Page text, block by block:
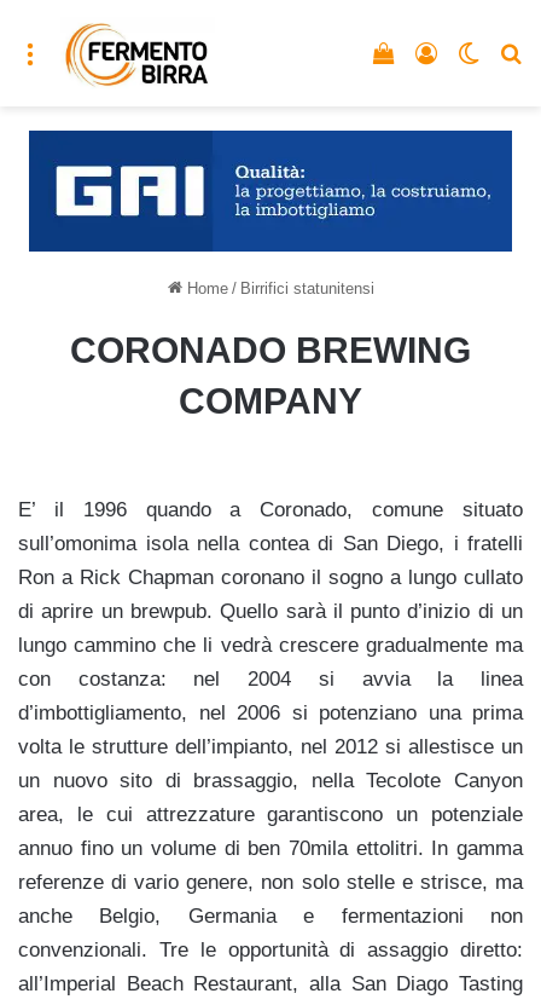
Menu Accedi
Vedi il carrello
Home / Birrifici statunitensi
CORONADO BREWING
COMPANY
E’ il 1996 quando a Coronado, comune situato
sull’omonima isola nella contea di San Diego, i fratelli
Ron a Rick Chapman coronano il sogno a lungo cullato
di aprire un brewpub. Quello sarà il punto d’inizio di un
lungo cammino che li vedrà crescere gradualmente ma
con costanza: nel 2004 si avvia la linea
d’imbottigliamento, nel 2006 si potenziano una prima
volta le strutture dell’impianto, nel 2012 si allestisce un
un nuovo sito di brassaggio, nella Tecolote Canyon
area, le cui attrezzature garantiscono un potenziale
annuo fino un volume di ben 70mila ettolitri. In gamma
referenze di vario genere, non solo stelle e strisce, ma
anche Belgio, Germania e fermentazioni non
convenzionali. Tre le opportunità di assaggio diretto:
all’Imperial Beach Restaurant, alla San Diago Tasting